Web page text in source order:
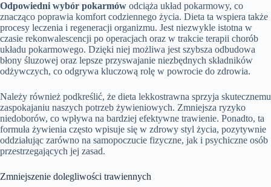
Odpowiedni wybór pokarmów odciąża układ pokarmowy, co
znacząco poprawia komfort codziennego życia. Dieta ta wspiera także
procesy leczenia i regeneracji organizmu. Jest niezwykle istotna w
czasie rekonwalescencji po operacjach oraz w trakcie terapii chorób
układu pokarmowego. Dzięki niej możliwa jest szybsza odbudowa
błony śluzowej oraz lepsze przyswajanie niezbędnych składników
odżywczych, co odgrywa kluczową rolę w powrocie do zdrowia.
Należy również podkreślić, że dieta lekkostrawna sprzyja skutecznemu
zaspokajaniu naszych potrzeb żywieniowych. Zmniejsza ryzyko
niedoborów, co wpływa na bardziej efektywne trawienie. Ponadto, ta
formuła żywienia często wpisuje się w zdrowy styl życia, pozytywnie
oddziałując zarówno na samopoczucie fizyczne, jak i psychiczne osób
przestrzegających jej zasad.
Zmniejszenie dolegliwości trawiennych